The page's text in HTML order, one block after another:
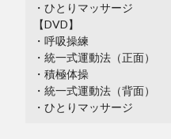
・ひとりマッサージ
【DVD】
・呼吸操練
・統一式運動法（正面）
・積極体操
・統一式運動法（背面）
・ひとりマッサージ